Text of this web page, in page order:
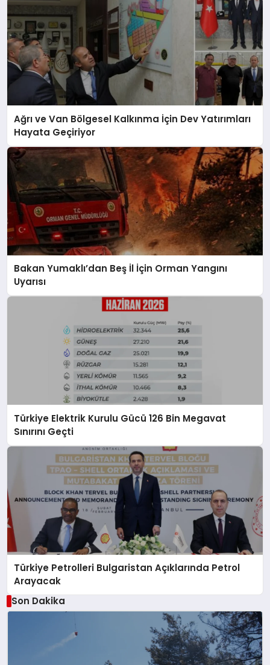
Ağrı ve Van Bölgesel Kalkınma İçin Dev Yatırımları
Hayata Geçiriyor
Bakan Yumaklı’dan Beş İl İçin Orman Yangını
Uyarısı
Türkiye Elektrik Kurulu Gücü 126 Bin Megavat
Sınırını Geçti
Türkiye Petrolleri Bulgaristan Açıklarında Petrol
Arayacak
Son Dakika